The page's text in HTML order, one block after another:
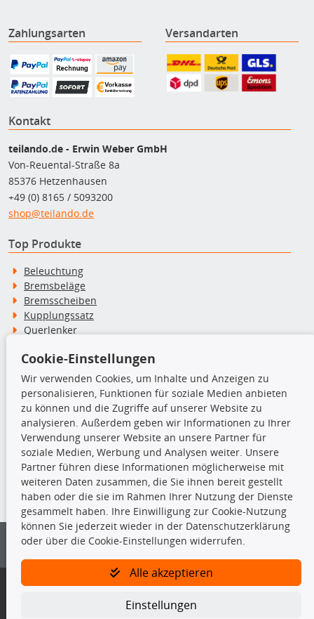
Zahlungsarten Versandarten
Kontakt
teilando.de - Erwin Weber GmbH
Von-Reuental-Straße 8a
85376 Hetzenhausen
+49 (0) 8165 / 5093200
shop@teilando.de
Top Produkte
Beleuchtung
Bremsbeläge
Bremsscheiben
Kupplungssatz
Querlenker
Stoßdämpfer
TecDoc Inside
Die hier angezeigten Daten insbesondere die gesamte Datenbank dürfen
nicht kopiert werden.
Es ist zu unterlassen, die Daten oder die gesamte Datenbank ohne
vorherige Zustimmung von TecDoc zu vervielfältigen, zu verbreiten
und/oder diese Handlungen durch Dritte ausführen zu lassen. Ein
Bitte prüfen Sie, ob das über unseren Onlineshop identifizierte Ersatzteil
Gegebenenfalls sind ergänzende Informationen notwendig, um
Cookie-Einstellungen
Wir verwenden Cookies, um Inhalte und Anzeigen zu
personalisieren, Funktionen für soziale Medien anbieten
zu können und die Zugriffe auf unserer Website zu
analysieren. Außerdem geben wir Informationen zu Ihrer
Verwendung unserer Website an unsere Partner für
soziale Medien, Werbung und Analysen weiter. Unsere
Partner führen diese Informationen möglicherweise mit
weiteren Daten zusammen, die Sie ihnen bereit gestellt
haben oder die sie im Rahmen Ihrer Nutzung der Dienste
gesammelt haben. Ihre Einwilligung zur Cookie-Nutzung
können Sie jederzeit wieder in der Datenschutzerklärung
oder über die Cookie-Einstellungen widerrufen.
Alle akzeptieren
Einstellungen